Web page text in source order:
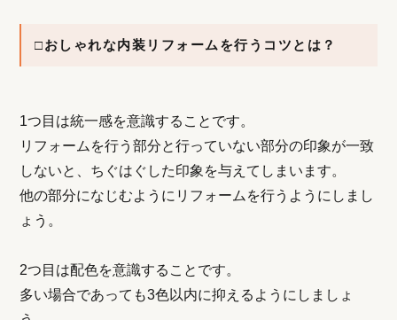
□おしゃれな内装リフォームを行うコツとは？
1つ目は統一感を意識することです。
リフォームを行う部分と行っていない部分の印象が一致
しないと、ちぐはぐした印象を与えてしまいます。
他の部分になじむようにリフォームを行うようにしまし
ょう。
2つ目は配色を意識することです。
多い場合であっても3色以内に抑えるようにしましょ